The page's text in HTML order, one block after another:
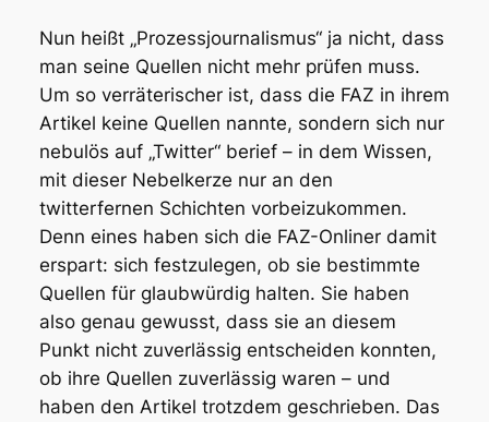
Nun heißt „Prozessjournalismus“ ja nicht, dass
man seine Quellen nicht mehr prüfen muss.
Um so verräterischer ist, dass die FAZ in ihrem
Artikel keine Quellen nannte, sondern sich nur
nebulös auf „Twitter“ berief – in dem Wissen,
mit dieser Nebelkerze nur an den
twitterfernen Schichten vorbeizukommen.
Denn eines haben sich die FAZ-Onliner damit
erspart: sich festzulegen, ob sie bestimmte
Quellen für glaubwürdig halten. Sie haben
also genau gewusst, dass sie an diesem
Punkt nicht zuverlässig entscheiden konnten,
ob ihre Quellen zuverlässig waren – und
haben den Artikel trotzdem geschrieben. Das